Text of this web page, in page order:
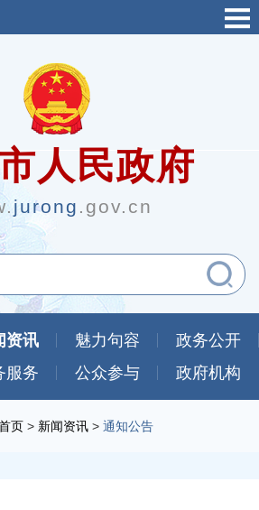
人民政府
jurong .gov.cn
资讯 魅力句容
政务公开
服务
公众参与 政府机构
页 > 新闻资讯 > 通知公告